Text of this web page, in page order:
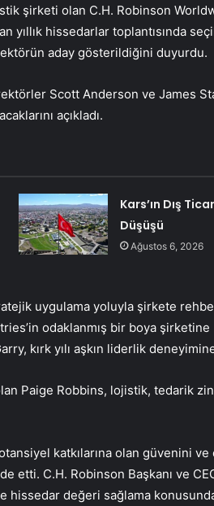
şirketi olan C.H. Robinson
yıllık hissedarlar toplantısında
aday gösterildiğini duyurdu.
Scott Anderson ve James
açıkladı.
Kars’ın Dış
Düşüşü
Ağustos 6, 2026
uygulama yoluyla şirkete
odaklanmış bir boya şirketine
kırk yılı aşkın liderlik
Paige Robbins, lojistik, tedarik
katkılarına olan güvenini
C.H. Robinson Başkanı ve
hissedar değeri sağlama